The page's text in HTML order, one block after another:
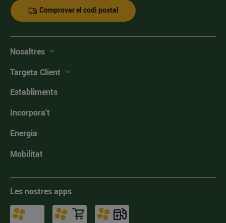
Comprovar el codi postal
Nosaltres
Targeta Client
Establiments
Incorpora't
Energia
Mobilitat
Les nostres apps